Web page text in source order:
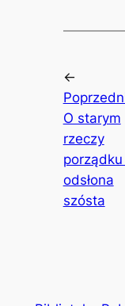
←
O starym
rzeczy
porządku
odsłona
szósta